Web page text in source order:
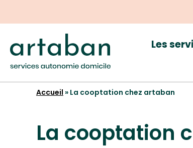
Les
Accueil » La cooptation chez artaban
La cooptation